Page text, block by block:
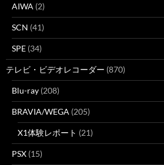
AIWA (2)
SCN (41)
SPE (34)
テレビ・ビデオレコーダー (870)
Blu-ray (208)
BRAVIA/WEGA (205)
X1体験レポート (21)
PSX (15)